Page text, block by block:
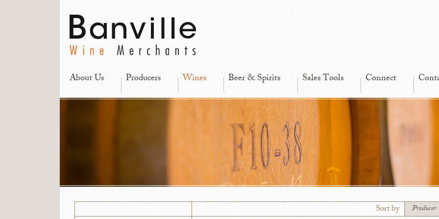
About Us Producers Wines Beer & Spirits Sales Tools Connect
Sort by Producer